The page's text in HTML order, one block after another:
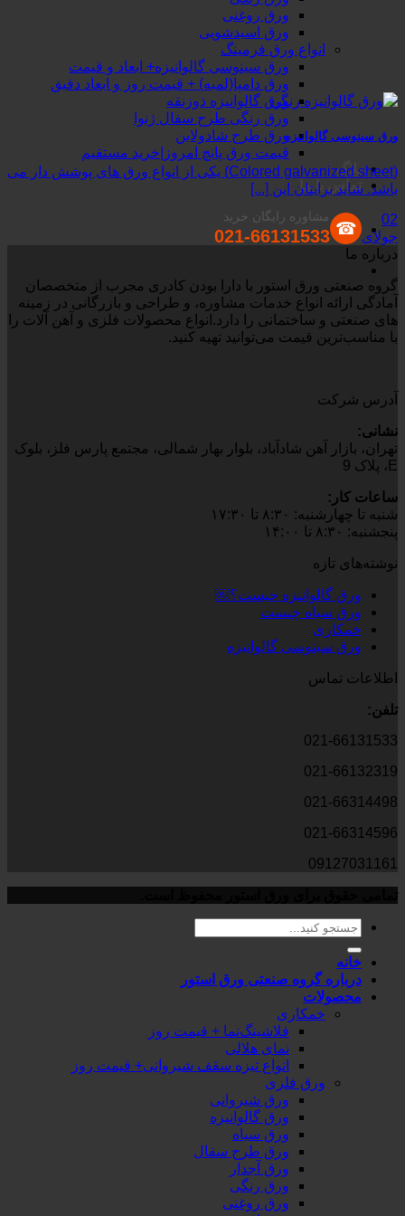
ورق روغنی
ورق اسیدشویی
انواع ورق فرمینگ
ورق سینوسی گالوانیزه+ ابعاد و قیمت
ورق دامپا(لمبه) + قیمت روز و ابعاد دقیق
ورق گالوانیزه ذوزنقه
ورق رنگی طرح سفال ژنوا
ورق طرح شادولاین
قیمت ورق پانچ امروز|خرید مستقیم
بلاگ
تماس با ما
☎
مشاوره رایگان خرید
021-66131533
ورق سینوسی گالوانیزه
(Colored galvanized sheet) یکی از انواع ورق های پوشش دار می
باشد. شاید برایتان این [...]
02
جولای
درباره ما
گروه صنعتی ورق استور با دارا بودن کادری مجرب از متخصصان
آمادگی ارائه انواع خدمات مشاوره، و طراحی و بازرگانی در زمینه
های صنعتی و ساختمانی را دارد.‌‌انواع محصولات فلزی و آهن آلات را
با مناسب‌ترین قیمت می‌توانید تهیه کنید.
آدرس شرکت
نشانی:
تهران، بازار آهن شادآباد، بلوار بهار شمالی، مجتمع پارس فلز، بلوک
E، پلاک 9
ساعات کار:
شنبه تا چهارشنبه: ۸:۳۰ تا ۱۷:۳۰
پنجشنبه: ۸:۳۰ تا ۱۴:۰۰
نوشته‌های تازه
ورق گالوانیزه چیست؟￼
ورق سیاه چیست
خمکاری
ورق سینوسی گالوانیزه
اطلاعات تماس
تلفن:
021-66131533
021-66132319
021-66314498
021-66314596
09127031161
خانه
درباره گروه صنعتی ورق استور
محصولات
خمکاری
فلاشینگ‌نما + قیمت روز
نمای هلالی
انواع تیزه سقف شیروانی+ قیمت روز
ورق فلزی
ورق شیروانی
ورق گالوانیزه
ورق سیاه
ورق طرح سفال
ورق آجدار
ورق رنگی
ورق روغنی